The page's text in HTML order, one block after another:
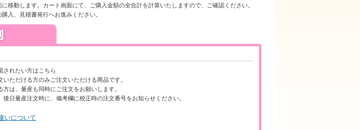
移動します。カート画面にて、ご購入金額の全合計を計算いたしますので、ご確認ください。
入、見積書発行へお進みください。
されたい方はこちら
ただける方のみご注文いただける商品です。
は、量産も同時にご注文をお願いします。
日量産注文時に、備考欄に校正時の注文番号をお知らせください。
いについて